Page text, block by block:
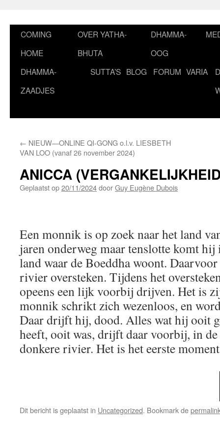
COMING
HOME
OVER YATHA-
BHUTA
DHAMMA-
OOG
DHAMMA-
ZAADJES
SUTTA’S BLOG FORUM VARIA
← NIEUW—ONLINE QI-GONG o.l.v. LIESBETH
VAN LOO (vanaf 26 november 2024)
ANICCA
Geplaatst op20/11/2024doorGuy Eugène Dubois
Een monnik is op zoek naar het land
jaren onderweg maar tenslotte komt
land waar de Boeddha woont.
rivier oversteken. Tijdens het
opeens een lijk voorbij drijven. Het is
monnik schrikt zich wezenloos, en
Daar drijft hij, dood. Alles wat hij ooit
heeft, ooit was, drijft daar voorbij, in
donkere rivier. Het is het eerste
Dit bericht is geplaatst in Uncategorized. Bookmark de